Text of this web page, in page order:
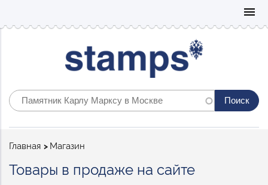
menu
Строка
Главная Магазин
Товары в продаже на сайте